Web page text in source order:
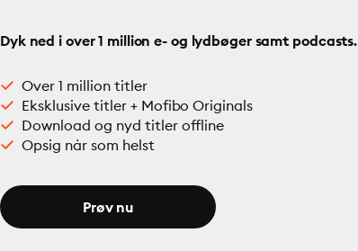
Dyk ned i over 1 million e- og lydbøger samt podcasts.
Over 1 million titler
Eksklusive titler + Mofibo Originals
Download og nyd titler offline
Opsig når som helst
Prøv nu